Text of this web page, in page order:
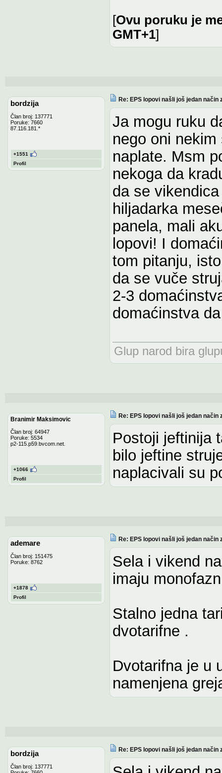
[Ovu poruku je
GMT+1]
bordzija
Član broj: 137771
Poruke: 7660
87.116.181.*
+1551
Profil
Re: EPS lopovi našli još jedan način
Ja mogu ruku
nego oni
naplate. Msm
nekoga da
da se
hiljadarka
panela, mali
lopovi! I
tom pitanju,
da se vuče
2-3
domaćinstva
Glup narod bira
Branimir Maksimovic
Član broj: 64947
Poruke: 5534
p2-115.p59.bvcom.net.
+1066
Profil
Re: EPS lopovi našli još jedan način
Postoji jeftinija
bilo jeftine
naplacivali su
ademare
Član broj: 151475
Poruke: 8762
+1878
Profil
Re: EPS lopovi našli još jedan način
Sela i vikend
imaju
Stalno jedna
dvotarifne .
Dvotarifna je u
namenjena
bordzija
Član broj: 137771
Re: EPS lopovi našli još jedan način